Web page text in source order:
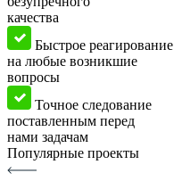
качества
Быстрое реагирование
на любые возникшие
вопросы
Точное следование
поставленным перед
нами задачам
Популярные проекты